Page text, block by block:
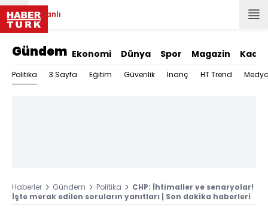
Canlı
Gündem Ekonomi Dünya Spor Magazin Kadın
Politika 3.Sayfa Eğitim Güvenlik İnanç HT Trend
Haberler Gündem Politika
CHP: İhtimaller ve senaryolar!
İşte merak edilen soruların yanıtları | Son dakika haberleri